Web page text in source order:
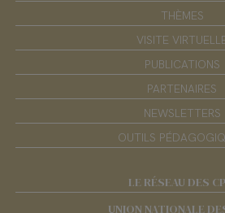
THÈMES
VISITE
PUBLICATIONS
PARTENAIRES
NEWSLETTERS
OUTILS
LE RÉSEAU DES
UNION NATIONALE